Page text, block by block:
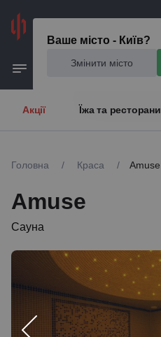
Ваше місто - Київ?
Змінити місто
Акції Їжа та ресторани
Головна / Краса / Amuse
Amuse
Сауна